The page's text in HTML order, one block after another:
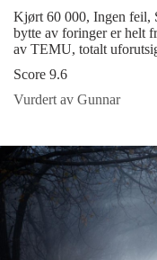
Kjørt 60 000, Ingen feil,
bytte av foringer er helt
av TEMU, totalt
Score 9.6
Vurdert av Gunnar